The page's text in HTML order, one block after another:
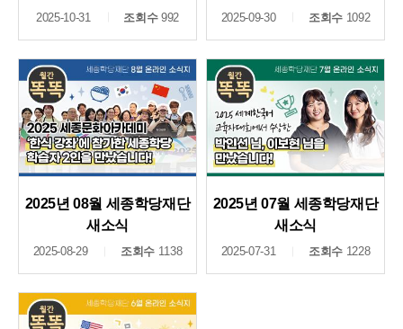
2025-10-31 조회수992 2025-09-30 조회수 1092
2025년 08월 세종학당재단
새소식
2025-08-29 조회수 1138
2025년 07월 세종학당재단
새소식
2025-07-31 조회수 1228